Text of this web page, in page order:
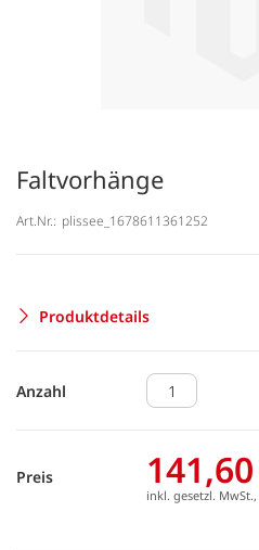
Faltvorhänge
Art.Nr.: plissee_1678611361252
Produktdetails
Anzahl
Preis
inkl. gesetzl. MwSt.,